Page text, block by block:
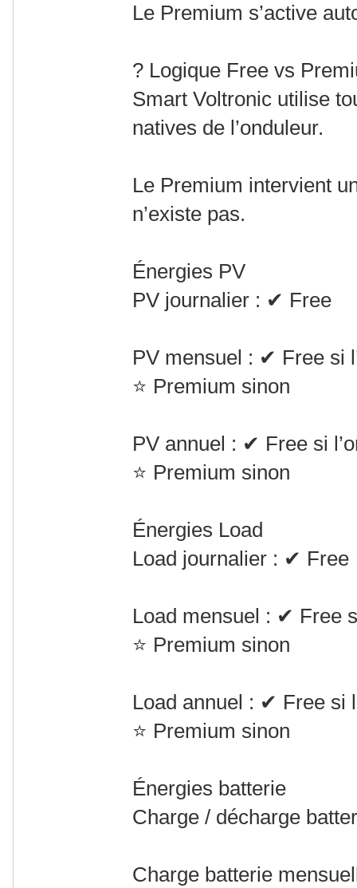
Le Premium s’active
? Logique Free vs
Smart Voltronic utilise
natives de l’onduleur.
Le Premium intervient
n’existe pas.
Énergies PV
PV journalier : ✔ Free
PV mensuel : ✔ Free si
⭐ Premium sinon
PV annuel : ✔ Free si
⭐ Premium sinon
Énergies Load
Load journalier : ✔ Free
Load mensuel : ✔ Free
⭐ Premium sinon
Load annuel : ✔ Free si
⭐ Premium sinon
Énergies batterie
Charge / décharge
Charge batterie